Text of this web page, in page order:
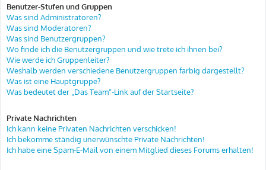
Benutzer-Stufen und Gruppen
Was sind Administratoren?
Was sind Moderatoren?
Was sind Benutzergruppen?
Wo finde ich die Benutzergruppen und wie trete ich ihnen bei?
Wie werde ich Gruppenleiter?
Weshalb werden verschiedene Benutzergruppen farbig dargestellt?
Was ist eine Hauptgruppe?
Was bedeutet der „Das Team“-Link auf der Startseite?
Private Nachrichten
Ich kann keine Privaten Nachrichten verschicken!
Ich bekomme ständig unerwünschte Private Nachrichten!
Ich habe eine Spam-E-Mail von einem Mitglied dieses Forums erhalten!